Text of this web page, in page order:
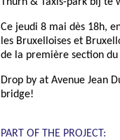
Ce jeudi 8 mai dès 18h,
les Bruxelloises et
de la première section
Drop by at Avenue Jean
bridge!
PART OF THE PROJECT: